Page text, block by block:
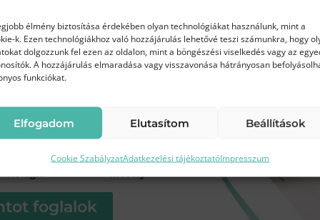
élmény biztosítása érdekében olyan technológiákat használunk, mint a
k. Ezen technológiákhoz való hozzájárulás lehetővé teszi számunkra, hogy
dolgozzunk fel ezen az oldalon, mint a böngészési viselkedés vagy az
A hozzájárulás elmaradása vagy visszavonása hátrányosan
funkciókat.
Elfogadom Elutasítom Beállítások
Cookie SzabályzatAdatkezelési tájékoztatóImpresszum
Egressy Dentalnál
45 000 Ft
Frissebb, tisztább
foglalok